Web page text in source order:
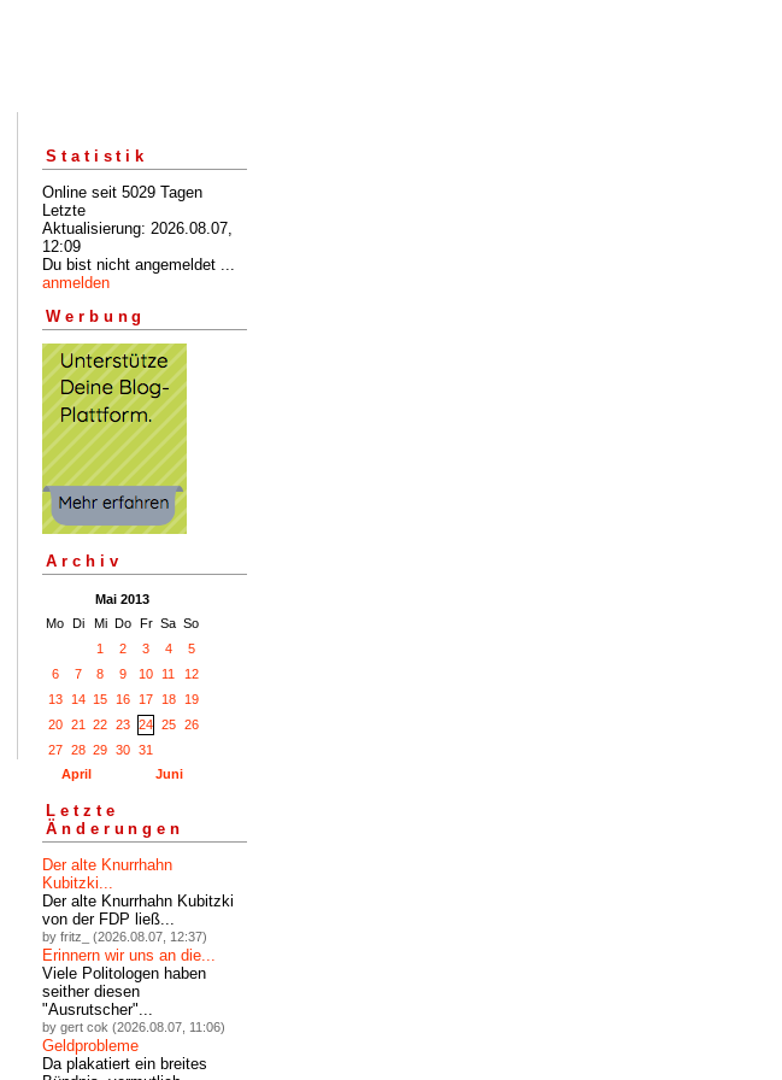
Statistik
Online seit 5029 Tagen
Letzte
Aktualisierung: 2026.08.07,
12:09
Du bist nicht angemeldet ...
anmelden
Werbung
Archiv
Mai 2013
Mo Di Mi Do Fr Sa So
1
2 3 4
5
6
7 8 9 10 11
12
13
14 15 16 17 18
19
20
21 22 23 24 25
26
27
28 29 30 31
April
Juni
Letzte
Änderungen
Der alte Knurrhahn
Kubitzki...
Der alte Knurrhahn Kubitzki
von der FDP ließ...
by fritz_ (2026.08.07, 12:37)
Erinnern wir uns an die...
Viele Politologen haben
seither diesen
"Ausrutscher"...
by gert cok (2026.08.07, 11:06)
Geldprobleme
Da plakatiert ein breites